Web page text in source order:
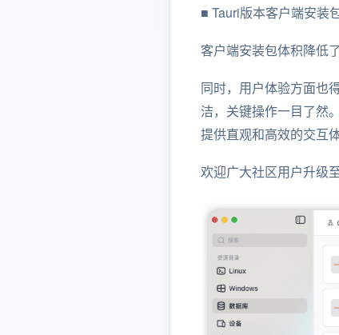
■ Tauri版本客户端安装
客户端安装包体积降低
同时，用户体验方面也
洁，关键操作一目了然
提供直观和高效的交互体
欢迎广大社区用户升级